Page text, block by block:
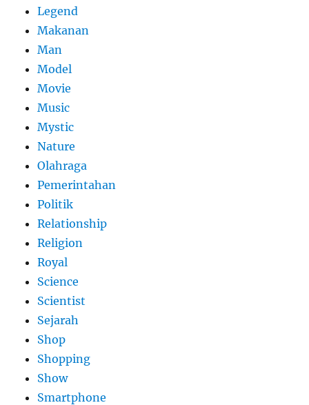
Legend
Makanan
Man
Model
Movie
Music
Mystic
Nature
Olahraga
Pemerintahan
Politik
Relationship
Religion
Royal
Science
Scientist
Sejarah
Shop
Shopping
Show
Smartphone